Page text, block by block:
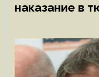
наказание в